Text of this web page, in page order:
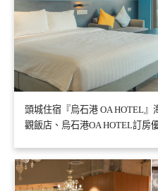
頭城住宿『烏石港 OA HOTEL
觀飯店、烏石港OA HOTEL訂房